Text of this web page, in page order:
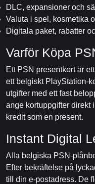
DLC, expansioner och
Valuta i spel, kosmetika
Digitala paket, rabatter
Varför Köpa
Ett PSN presentkort är
ett belgiskt PlayStation-
utgifter med ett fast
ange kortuppgifter direkt
kredit som en present.
Instant Digital
Alla belgiska PSN-
Efter bekräftelse på
till din e-postadress. De